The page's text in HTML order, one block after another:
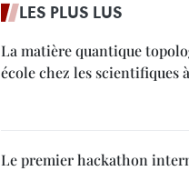
LES PLUS LUS
La matière quantique
école chez les scientifiques
Le premier hackathon